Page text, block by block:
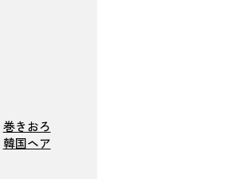
巻きおろ
韓国ヘア